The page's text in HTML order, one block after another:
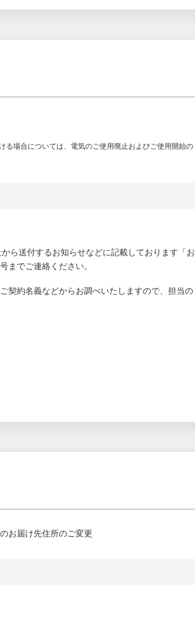
る場合については、電気のご使用廃止およびご使用開始の
ら送付するお知らせなどに記載しております「お
までご連絡ください。
契約名義などからお調べいたしますので、担当の
お届け先住所のご変更